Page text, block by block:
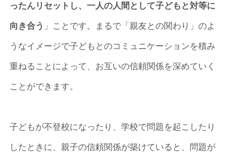
ったんリセットし、一人の人間として子どもと対等に
向き合う 」ことです。まるで「親友との関わり」のよ
うなイメージで子どもとのコミュニケーションを積み
重ねることによって、お互いの信頼関係を深めていく
ことができます。
子どもが不登校になったり、学校で問題を起こしたり
したときに、親子の信頼関係が築けていると、問題が